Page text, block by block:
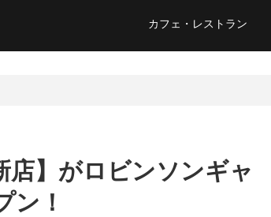
カフェ・レストラン
店】がロビンソンギャ
ン！